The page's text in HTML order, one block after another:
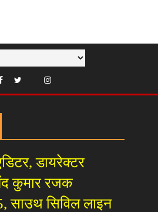
डायरेक्टर
कुमार रजक
साउथ सिविल लाइन